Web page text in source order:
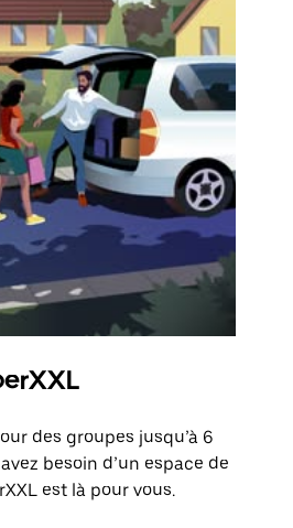
des groupes jusqu’à 6
besoin d’un espace de
est là pour vous.